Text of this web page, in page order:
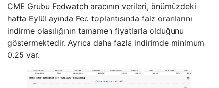
CME Grubu Fedwatch aracının verileri, önümüzdeki
hafta Eylül ayında Fed toplantısında faiz oranlarını
indirme olasılığının tamamen fiyatlarla olduğunu
göstermektedir. Ayrıca daha fazla indirimde minimum
0.25 var.